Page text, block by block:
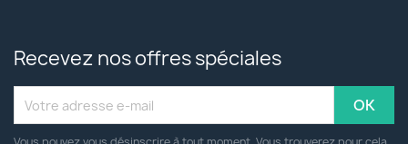
Recevez nos offres spéciales